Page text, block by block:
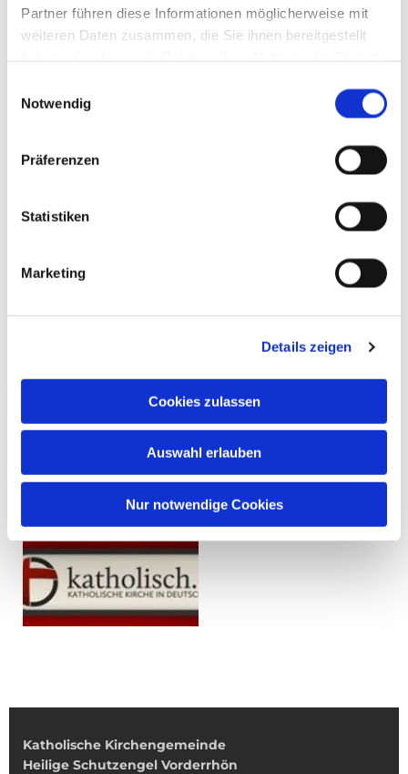
Partner führen diese Informationen möglicherweise mit
weiteren Daten zusammen, die Sie ihnen bereitgestellt
Notwendig
Präferenzen
Statistiken
Marketing
Details zeigen
Cookies zulassen
Auswahl erlauben
Nur notwendige Cookies
Katholische Kirchengemeinde
Heilige Schutzengel Vorderrhön